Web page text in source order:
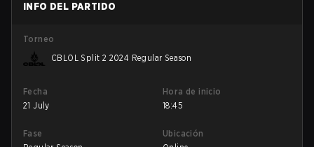
INFO DEL PARTIDO
Torneo
CBLOL Split 2 2024 Regular Season
Fecha
21 July
Hora de inicio
18:45
Fase
Ubicación